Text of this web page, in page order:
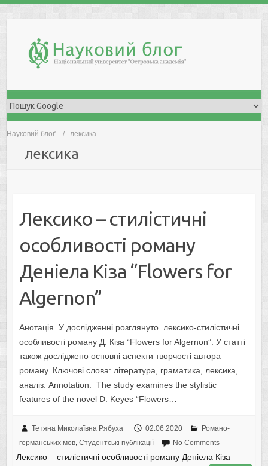
Науковий блоґ лексика
лексика
Лексико – стилістичні
особливості роману
Деніела Кіза “Flowers for
Algernon”
Анотація. У дослідженні розглянуто лексико-стилістичні
особливості роману Д. Кіза “Flowers for Algernon”. У статті
також досліджено основні аспекти творчості автора
роману. Ключові слова: література, граматика, лексика,
аналіз. Annotation. The study examines the stylistic
features of the novel D. Keyes “Flowers…
Тетяна Миколаївна Рябуха 02.06.2020
Романо-
германських мов, Студентські публікації No Comments
Лексико – стилістичні особливості роману Деніела Кіза